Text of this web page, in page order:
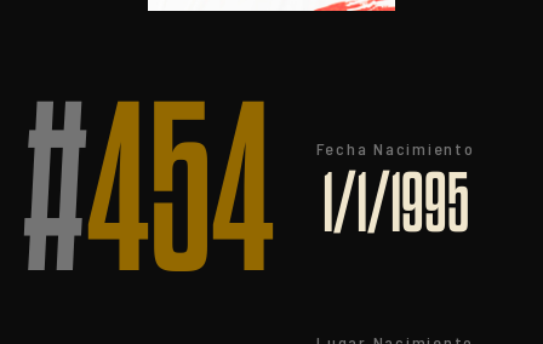
#454 Fecha Nacimiento
1/1/1995